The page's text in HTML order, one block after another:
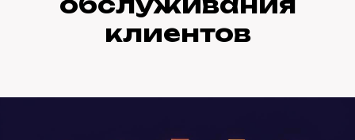
клиентов